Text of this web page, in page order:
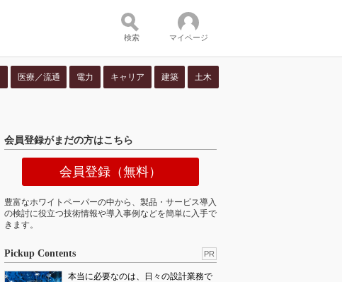
検索 マイページ
医療／流通 電力 キャリア 建築 土木
会員登録がまだの方はこちら
会員登録（無料）
豊富なホワイトペーパーの中から、製品・サービス導入
の検討に役立つ技術情報や導入事例などを簡単に入手で
きます。
Pickup Contents PR
本当に必要なのは、日々の設計業務で